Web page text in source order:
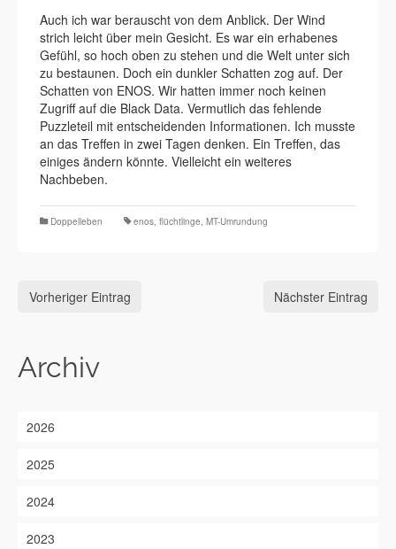
Auch ich war berauscht von dem Anblick. Der Wind
strich leicht über mein Gesicht. Es war ein erhabenes
Gefühl, so hoch oben zu stehen und die Welt unter sich
zu bestaunen. Doch ein dunkler Schatten zog auf. Der
Schatten von ENOS. Wir hatten immer noch keinen
Zugriff auf die Black Data. Vermutlich das fehlende
Puzzleteil mit entscheidenden Informationen. Ich musste
an das Treffen in zwei Tagen denken. Ein Treffen, das
einiges ändern könnte. Vielleicht ein weiteres
Nachbeben.
Doppelleben enos, flüchtlinge, MT-Umrundung
Vorheriger Eintrag Nächster Eintrag
Archiv
2026
2025
2024
2023